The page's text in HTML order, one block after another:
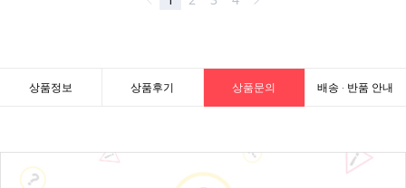
상품정보 상품후기 상품문의 배송 · 반품 안내